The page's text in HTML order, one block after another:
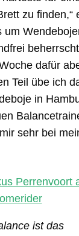
zu finden,“
dafür
Teil übe ich
in
sehr bei
ist das